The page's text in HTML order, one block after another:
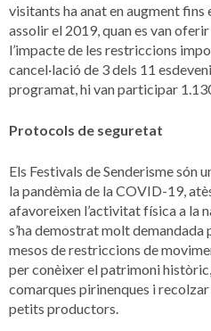
visitants ha anat en augment fins
assolir el 2019, quan es van
l’impacte de les restriccions
cancel·lació de 3 dels 11
programat, hi van participar
Protocols de seguretat
Els Festivals de Senderisme són
la pandèmia de la COVID-19,
afavoreixen l’activitat física a la
s’ha demostrat molt demandada
mesos de restriccions de
per conèixer el patrimoni
comarques pirinenques i
petits productors.